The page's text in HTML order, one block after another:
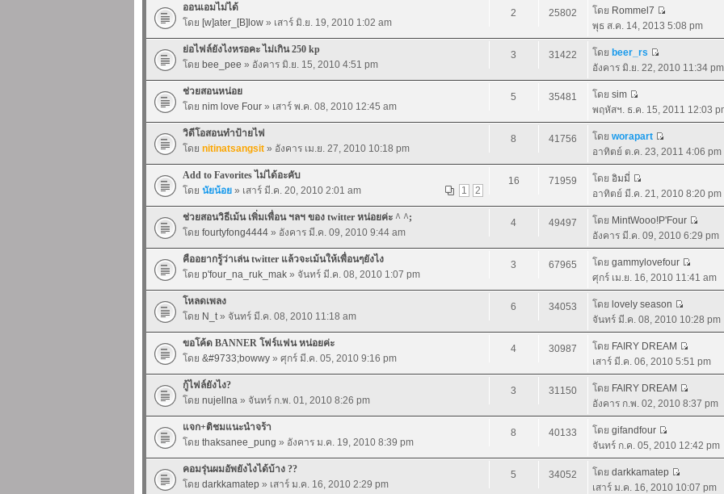
ออนเอมไม่ได้
โดย [w]ater_[B]low » เสาร์ มิ.ย. 19, 2010 1:02 am
2 25802 โดย Rommel7
พุธ ส.ค. 14, 2013 5:08 pm
ย่อไฟล์ยังไงหรอคะ ไม่เกิน 250 kp
โดย bee_pee » อังคาร มิ.ย. 15, 2010 4:51 pm
3 31422 โดย beer_rs
อังคาร มิ.ย. 22, 2010 11:34 pm
ช่วยสอนหน่อย
โดย nim love Four » เสาร์ พ.ค. 08, 2010 12:45 am
5 35481 โดย sim
พฤหัสฯ. ธ.ค. 15, 2011 12:03
วิดีโอสอนทำป้ายไฟ
โดย nitinatsangsit » อังคาร เม.ย. 27, 2010 10:18 pm
8 41756 โดย worapart
อาทิตย์ ต.ค. 23, 2011 4:06 pm
Add to Favorites ไม่ได้อะคับ
1
2
โดย นัยน้อย » เสาร์ มี.ค. 20, 2010 2:01 am
16 71959 โดย อิมมี่
อาทิตย์ มี.ค. 21, 2010 8:20 pm
ช่วยสอนวิธีเม้น เพิ่มเพื่อน ฯลฯ ของ twitter หน่อยค่ะ ^ ^;
โดย fourtyfong4444 » อังคาร มี.ค. 09, 2010 9:44 am
4 49497 โดย MintWooo!P'Four
อังคาร มี.ค. 09, 2010 6:29 pm
คืออยากรู้ว่าเล่น twitter แล้วจะเม้นให้เพื่อนๆยังไง
โดย p'four_na_ruk_mak » จันทร์ มี.ค. 08, 2010 1:07 pm
3 67965 โดย gammylovefour
ศุกร์ เม.ย. 16, 2010 11:41 am
โหลดเพลง
โดย N_t» จันทร์ มี.ค. 08, 2010 11:18 am
6 34053 โดย lovely season
จันทร์ มี.ค. 08, 2010 10:28 pm
ขอโค้ด BANNER โฟร์แฟน หน่อยค่ะ
โดย &#9733;bowwy » ศุกร์ มี.ค. 05, 2010 9:16 pm
4 30987 โดย FAIRY DREAM
เสาร์ มี.ค. 06, 2010 5:51 pm
กู้ไฟล์ยังไง?
โดย nujellna » จันทร์ ก.พ. 01, 2010 8:26 pm
3 31150 โดย FAIRY DREAM
อังคาร ก.พ. 02, 2010 8:37 pm
แจก+ติชมแนะนำจร้า
โดย thaksanee_pung » อังคาร ม.ค. 19, 2010 8:39 pm
8 40133 โดย gifandfour
จันทร์ ก.ค. 05, 2010 12:42 pm
คอมรุ่นผมอัพยังไงได้บ้าง ??
โดย darkkamatep » เสาร์ ม.ค. 16, 2010 2:29 pm
5 34052 โดย darkkamatep
เสาร์ ม.ค. 16, 2010 10:07 pm